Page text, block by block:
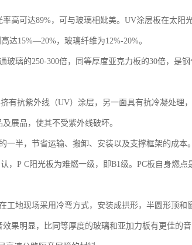
率高可达89%，可与玻璃相妣美。UV涂层板在太
达15%—20%，玻璃纤维为12%-20%。
玻璃的250-300倍，同等厚度亚克力板的30倍，是
挤有抗紫外线（UV）涂层，另一面具有抗冷凝处
展品，使其不受紫外线破坏。
一半，节省运输、搬卸、安装以及支撑框架的成本。
，P C阳光板为难燃一级，即B1级。PC板自身燃
工地现场采用冷弯方式，安装成拱形，半圆形顶和
效果明显，比同等厚度的玻璃和亚加力板有更佳的